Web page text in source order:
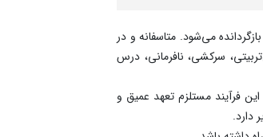
می‌شود. متاسفانه و در
سرکشی، نافرمانی، درس
فرآیند مستلزم تعهد عمیق و
دارد.